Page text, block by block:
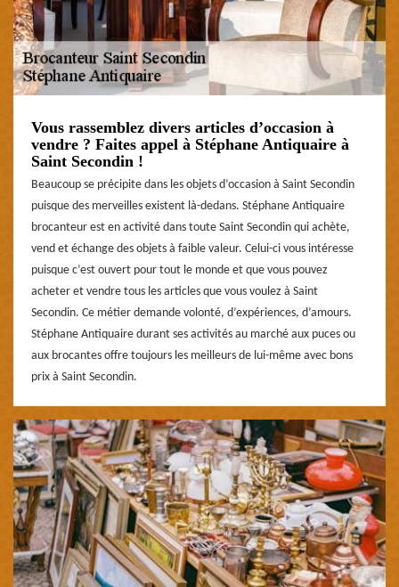
Vous rassemblez divers articles d’occasion à
vendre ? Faites appel à Stéphane Antiquaire à
Saint Secondin !
Beaucoup se précipite dans les objets d’occasion à Saint Secondin
puisque des merveilles existent là-dedans. Stéphane Antiquaire
brocanteur est en activité dans toute Saint Secondin qui achète,
vend et échange des objets à faible valeur. Celui-ci vous intéresse
puisque c’est ouvert pour tout le monde et que vous pouvez
acheter et vendre tous les articles que vous voulez à Saint
Secondin. Ce métier demande volonté, d’expériences, d’amours.
Stéphane Antiquaire durant ses activités au marché aux puces ou
aux brocantes offre toujours les meilleurs de lui-même avec bons
prix à Saint Secondin.